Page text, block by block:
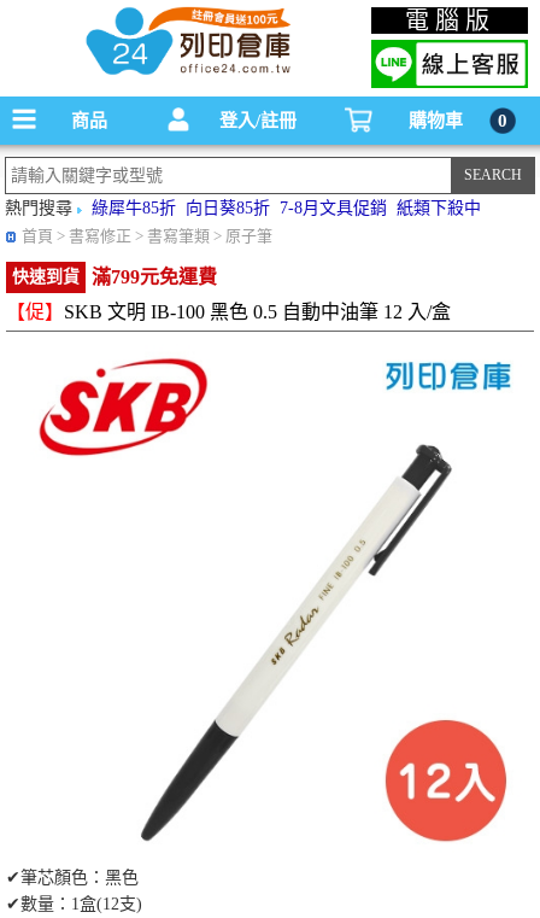
碳粉匣，墨水匣,原廠碳粉匣，副廠碳粉匣，環保碳粉匣,連續供墨印表機-office24列印
倉庫線上購物手機版
電腦版
商品 登入/註冊 購物車 0
熱門搜尋 綠犀牛85折 向日葵85折 7-8月文具促銷
紙類下殺中
首頁 > 書寫修正 > 書寫筆類 > 原子筆
快速到貨
滿799元免運費
【促】 SKB 文明 IB-100 黑色 0.5 自動中油筆 12 入/盒
✔筆芯顏色：黑色
✔數量：1盒(12支)